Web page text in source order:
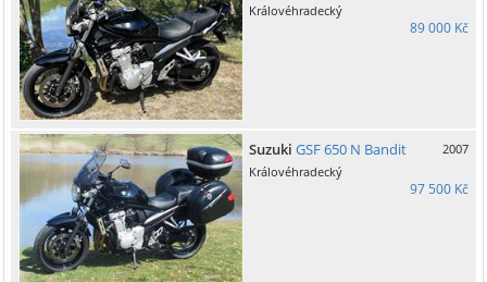
Královéhradecký
89 000 Kč
Suzuki GSF 650 N Bandit
2007
Královéhradecký
97 500 Kč